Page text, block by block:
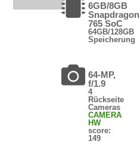
6GB/8GB
Snapdragon
765 SoC
64GB/128GB
Speicherung
64-MP,
f/1.9
4
Rückseite
Cameras
CAMERA
HW
score:
149